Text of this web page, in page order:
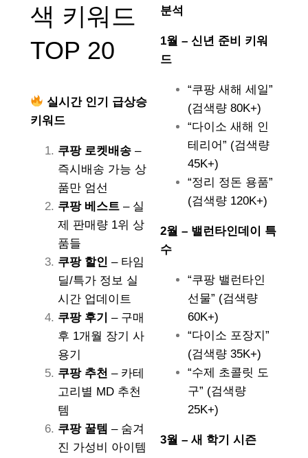
색 키워드
TOP 20
실시간 인기 급상승
키워드
쿠팡 로켓배송 –
즉시배송 가능 상
품만 엄선
쿠팡 베스트 – 실
제 판매량 1위 상
품들
쿠팡 할인 – 타임
딜/특가 정보 실
시간 업데이트
쿠팡 후기
– 구매
후 1개월 장기 사
용기
쿠팡 추천 – 카테
고리별 MD 추천
템
쿠팡 꿀템 – 숨겨
진 가성비 아이템
분석
1월 – 신년 준비 키워
드
“쿠팡 새해 세일”
(검색량 80K+)
“다이소 새해 인
테리어” (검색량
45K+)
“정리 정돈 용품”
(검색량 120K+)
2월 – 밸런타인데이 특
수
“쿠팡 밸런타인
선물” (검색량
60K+)
“다이소 포장지”
(검색량 35K+)
“수제 초콜릿 도
구” (검색량
25K+)
3월 – 새 학기 시즌